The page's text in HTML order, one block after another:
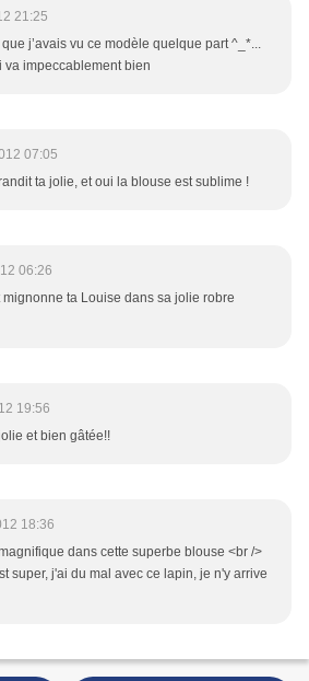
21:25
j’avais vu ce modèle quelque part ^_*...
va impeccablement bien
07:05
ta jolie, et oui la blouse est sublime !
06:26
ta Louise dans sa jolie robre
19:56
et bien gâtée!!
18:36
dans cette superbe blouse <br />
super, j'ai du mal avec ce lapin, je n'y arrive